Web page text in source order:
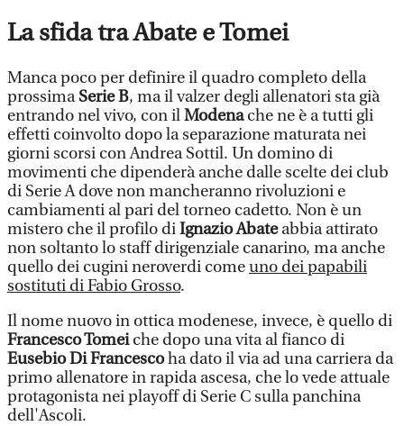
La sfida tra Abate e Tomei
Manca poco per definire il quadro completo della
prossimaSerie B, ma il valzer degli allenatori sta già
entrando nel vivo, con ilModenache ne è a tutti gli
effetti coinvolto dopo la separazione maturata nei
giorni scorsi con Andrea Sottil. Un domino di
movimenti che dipenderà anche dalle scelte dei club
di Serie A dove non mancheranno rivoluzioni e
cambiamenti al pari del torneo cadetto. Non è un
mistero che il profilo diIgnazio Abateabbia attirato
non soltanto lo staff dirigenziale canarino, ma anche
quello dei cugini neroverdi comeuno dei papabili
sostituti di Fabio Grosso.
Il nome nuovo in ottica modenese, invece, è quello di
Francesco Tomeiche dopo una vita al fianco di
Eusebio Di Francescoha dato il via ad una carriera da
primo allenatore in rapida ascesa, che lo vede attuale
protagonista nei playoff di Serie C sulla panchina
dell'Ascoli.